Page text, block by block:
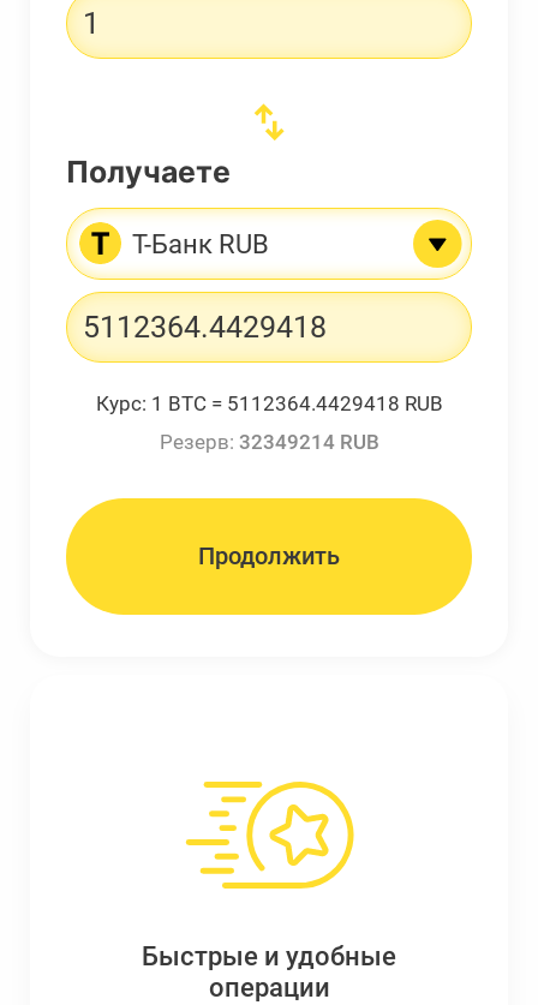
Получаете
Т-Банк RUB
Курс: 1 BTC = 5112364.4429418 RUB
Резерв: 32349214 RUB
Продолжить
Быстрые и удобные
операции